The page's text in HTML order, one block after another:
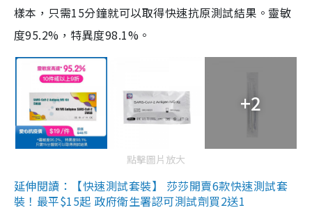
樣本，只需15分鐘就可以取得快速抗原測試結果。靈敏
度95.2%，特異度98.1%。
+2
點擊圖片放大
延伸閱讀：【快速測試套裝】 莎莎開賣6款快速測試套
裝！最平$15起 政府衛生署認可測試劑買2送1